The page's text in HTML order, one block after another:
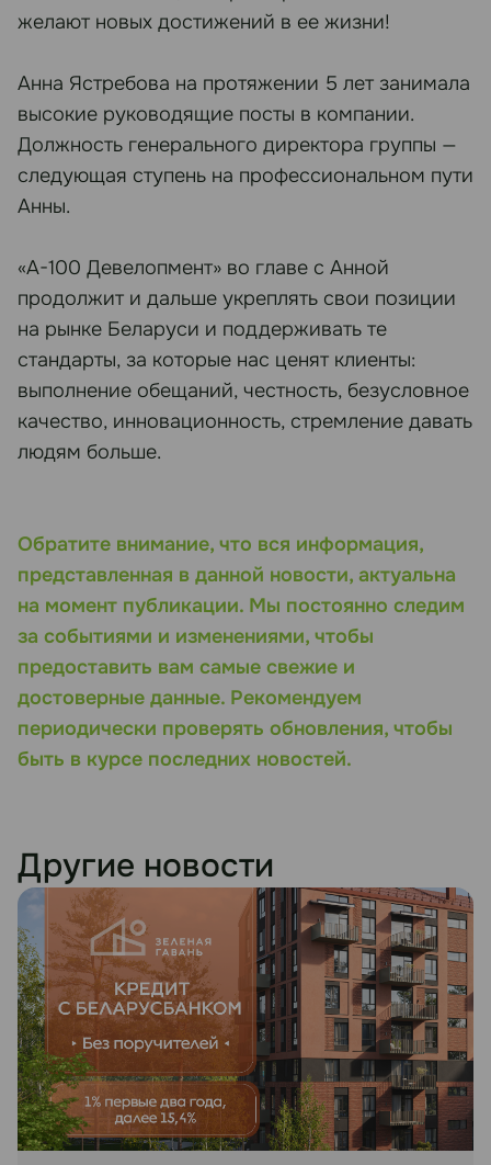
желают новых достижений в ее жизни!
Анна Ястребова на протяжении 5 лет занимала
высокие руководящие посты в компании.
Должность генерального директора группы —
следующая ступень на профессиональном пути
Анны.
«А-100 Девелопмент» во главе с Анной
продолжит и дальше укреплять свои позиции
на рынке Беларуси и поддерживать те
стандарты, за которые нас ценят клиенты:
выполнение обещаний, честность, безусловное
качество, инновационность, стремление давать
людям больше.
Обратите внимание, что вся информация,
представленная в данной новости, актуальна
на момент публикации. Мы постоянно следим
за событиями и изменениями, чтобы
предоставить вам самые свежие и
достоверные данные. Рекомендуем
периодически проверять обновления, чтобы
быть в курсе последних новостей.
Другие новости